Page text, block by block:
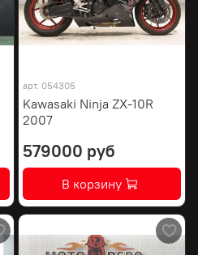
арт. 054305
Kawasaki Ninja ZX-10R
2007
579000 руб
В корзину